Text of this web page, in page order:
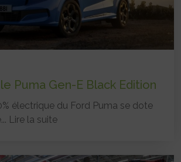
Puma Gen-E Black Edition
électrique du Ford Puma se dote
Lire la suite